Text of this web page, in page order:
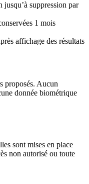
jusqu’à suppression par
1 mois
affichage des résultats
proposés. Aucun
donnée biométrique
sont mises en place
non autorisé ou toute